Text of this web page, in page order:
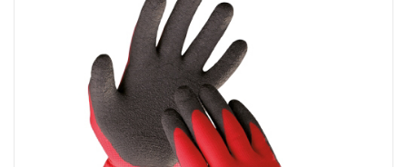
Zapomenuté heslo?